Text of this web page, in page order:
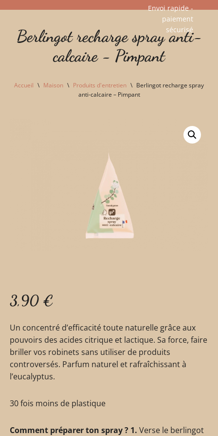
Envoi rapide -
paiement
sécurisé​
Berlingot recharge spray anti-
calcaire - Pimpant
Accueil \ Maison \ Produits d'entretien \ Berlingot recharge spray
anti-calcaire – Pimpant
3,90 €
Un concentré d’efficacité toute naturelle grâce aux
pouvoirs des acides citrique et lactique. Sa force, faire
briller vos robinets sans utiliser de produits
controversés. Parfum naturel et rafraîchissant à
l’eucalyptus.
30 fois moins de plastique
Comment préparer ton spray ? 1. Verse le berlingot